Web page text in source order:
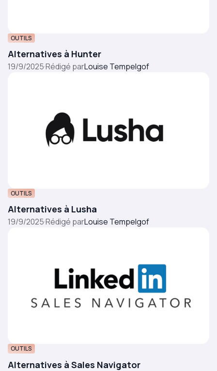
OUTILS
Alternatives à Hunter
19/9/2025·Rédigé parLouise Tempelgof
OUTILS
Alternatives à Lusha
19/9/2025·Rédigé parLouise Tempelgof
OUTILS
Alternatives à Sales Navigator